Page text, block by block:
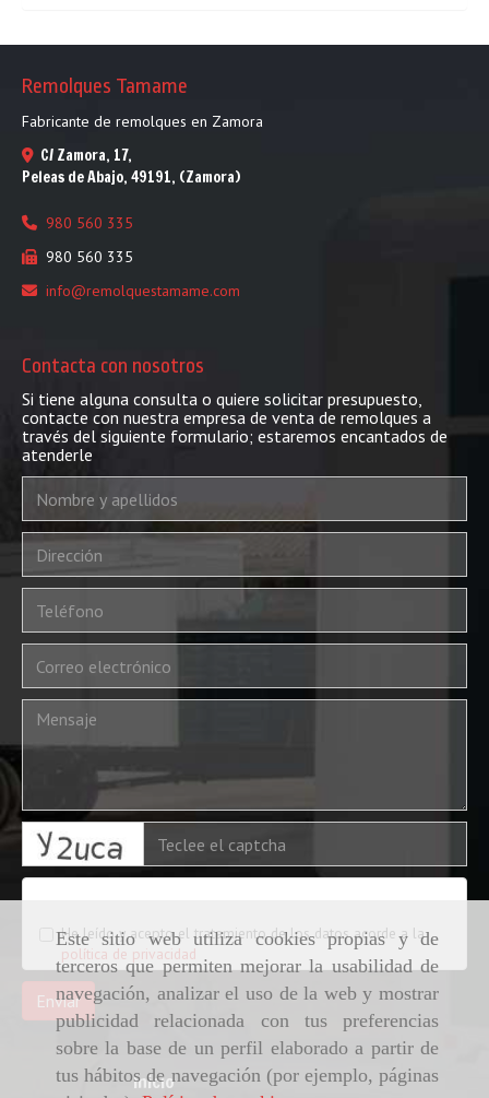
Este sitio web utiliza cookies propias y de
terceros que permiten mejorar la usabilidad de
navegación, analizar el uso de la web y mostrar
publicidad relacionada con tus preferencias
sobre la base de un perfil elaborado a partir de
tus hábitos de navegación (por ejemplo, páginas
Remolques Tamame
Fabricante de remolques en Zamora
C/ Zamora, 17,
Peleas de Abajo, 49191, (Zamora)
980 560 335
980 560 335
info
remolquestamame.com
Contacta con nosotros
Si tiene alguna consulta o quiere solicitar presupuesto,
contacte con nuestra empresa de venta de remolques a
través del siguiente formulario; estaremos encantados de
atenderle
He leído y acepto el tratamiento de los datos acorde a la
política de privacidad
Enviar
Inicio